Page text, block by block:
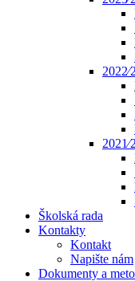
Školská rada
Kontakty
Kontakt
Napište nám
Dokumenty a